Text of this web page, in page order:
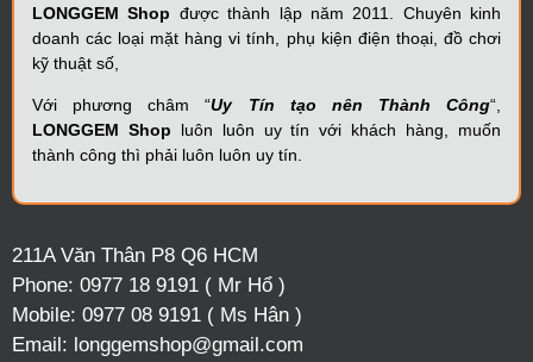
LONGGEM Shop được thành lập năm 2011. Chuyên kinh
doanh các loại mặt hàng vi tính, phụ kiện điện thoại, đồ chơi
kỹ thuật số,
Với phương châm “Uy Tín tạo nên Thành Công“,
LONGGEM Shop luôn luôn uy tín với khách hàng, muốn
thành công thì phải luôn luôn uy tín.
211A Văn Thân P8 Q6 HCM
Phone: 0977 18 9191 ( Mr Hổ )
Mobile: 0977 08 9191 ( Ms Hân )
Email: longgemshop@gmail.com